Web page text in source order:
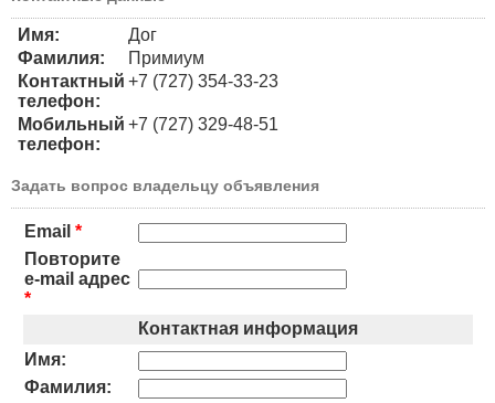
Имя:
Дог
Фамилия:
Примиум
Контактный
телефон:
+7 (727) 354-33-23
Мобильный
телефон:
+7 (727) 329-48-51
Задать вопрос владельцу объявления
Email *
Повторите
e-mail адрес
*
Контактная информация
Имя:
Фамилия: